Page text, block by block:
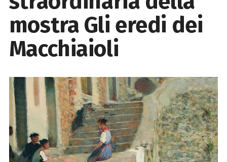
mostra Gli eredi dei
Macchiaioli